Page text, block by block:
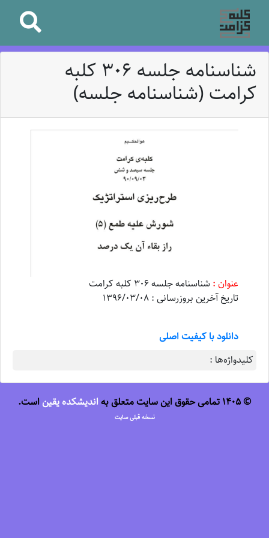
شناسنامه جلسه 306 کلبه
کرامت (شناسنامه جلسه)
عنوان : شناسنامه جلسه 306 کلبه کرامت
تاریخ آخرین بروزرسانی : 1396/03/08
دانلود با کیفیت اصلی
کلیدواژه‌ها :
© 1405 تمامی حقوق این سایت متعلق به اندیشکده یقین است.
نسخه قبلی سایت